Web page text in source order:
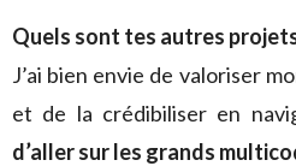
Quels sont tes autres
J’ai bien envie de valoriser
et de la crédibiliser en
d’aller sur les grands